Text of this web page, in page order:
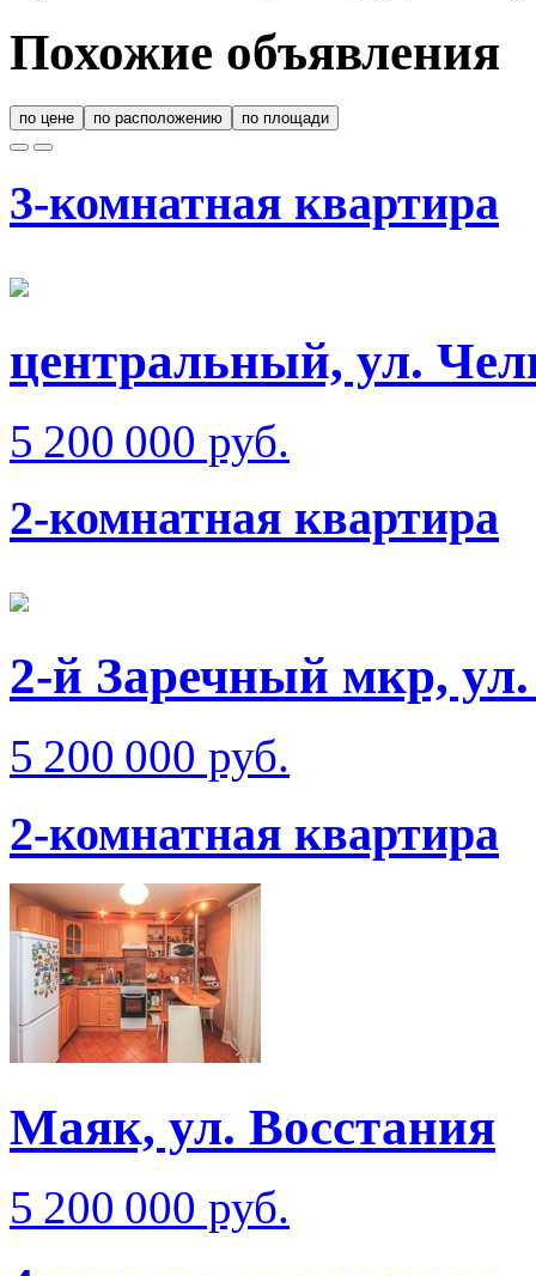
Похожие объявления
по цене по расположению по площади
3-комнатная квартира
центральный, ул.
5 200 000 руб.
2-комнатная квартира
2-й Заречный мкр, ул.
5 200 000 руб.
2-комнатная квартира
Маяк, ул. Восстания
5 200 000 руб.